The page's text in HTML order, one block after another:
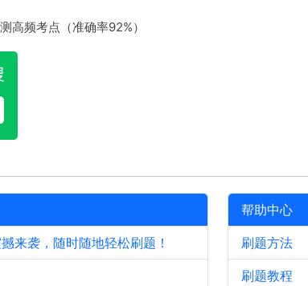
高频考点（准确率92%）
来袭，随时随地轻松刷题！
帮助中心
刷题方法
刷题教程